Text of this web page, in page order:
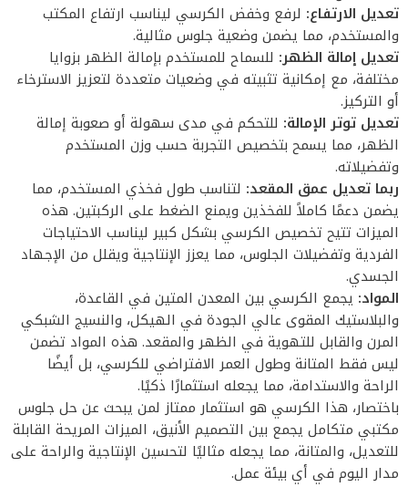
تعديل الارتفاع: لرفع وخفض الكرسي ليناسب ارتفاع المكتب
والمستخدم، مما يضمن وضعية جلوس مثالية.
تعديل إمالة الظهر: للسماح للمستخدم بإمالة الظهر بزوايا
مختلفة، مع إمكانية تثبيته في وضعيات متعددة لتعزيز الاسترخاء
أو التركيز.
تعديل توتر الإمالة: للتحكم في مدى سهولة أو صعوبة إمالة
الظهر، مما يسمح بتخصيص التجربة حسب وزن المستخدم
وتفضيلاته.
ربما تعديل عمق المقعد: لتناسب طول فخذي المستخدم، مما
يضمن دعمًا كاملاً للفخذين ويمنع الضغط على الركبتين. هذه
الميزات تتيح تخصيص الكرسي بشكل كبير ليناسب الاحتياجات
الفردية وتفضيلات الجلوس، مما يعزز الإنتاجية ويقلل من الإجهاد
الجسدي.
المواد: يجمع الكرسي بين المعدن المتين في القاعدة،
والبلاستيك المقوى عالي الجودة في الهيكل، والنسيج الشبكي
المرن والقابل للتهوية في الظهر والمقعد. هذه المواد تضمن
ليس فقط المتانة وطول العمر الافتراضي للكرسي، بل أيضًا
الراحة والاستدامة، مما يجعله استثمارًا ذكيًا.
باختصار، هذا الكرسي هو استثمار ممتاز لمن يبحث عن حل جلوس
مكتبي متكامل يجمع بين التصميم الأنيق، الميزات المريحة القابلة
للتعديل، والمتانة، مما يجعله مثاليًا لتحسين الإنتاجية والراحة على
مدار اليوم في أي بيئة عمل.